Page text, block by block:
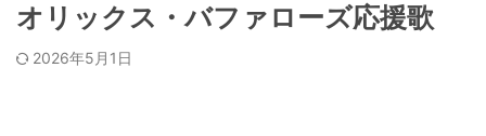
オリックス・バファローズ応援歌
2026年5月1日